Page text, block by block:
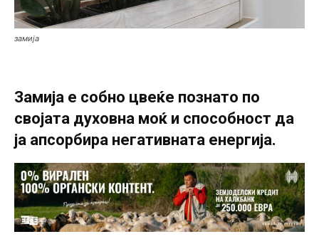
замија
Замија е собно цвеќе познато по
својата духовна моќ и способност да
ја апсорбира негативната енергија.